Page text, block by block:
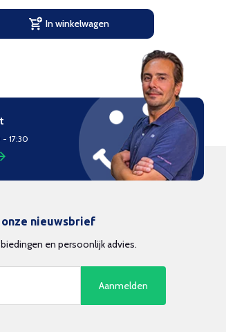
In winkelwagen
17:30
nieuwsbrief
en persoonlijk advies.
Aanmelden